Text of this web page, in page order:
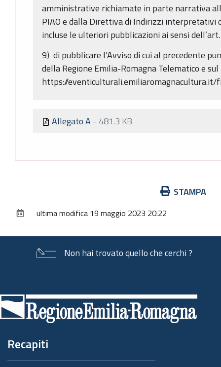
amministrative richiamate in parte narrativa
PIAO e dalla Direttiva di Indirizzi interpretativi
incluse le ulteriori pubblicazioni ai sensi
9) di pubblicare l’Avviso di cui al precedente
della Regione Emilia-Romagna Telematico e
https://
Allegato A- 481.3 KB
documento
STAMPA
ultima modifica 19 maggio 2023 20:22
Non hai trovato quello che cerchi ?
di
pagina
Recapiti